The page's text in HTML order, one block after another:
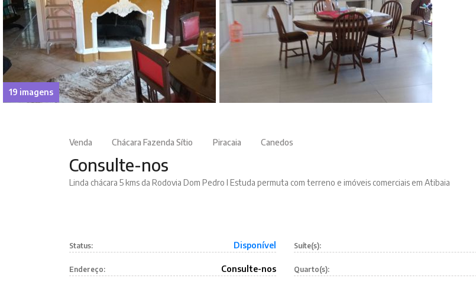
19 imagens
Venda Chácara Fazenda Sítio Piracaia Canedos
Consulte-nos
Linda chácara 5 kms da Rodovia Dom Pedro I Estuda permuta com terreno e imóveis comerciais em Atibaia
Status: Disponível
Endereço: Consulte-nos
Suíte(s):
Quarto(s):